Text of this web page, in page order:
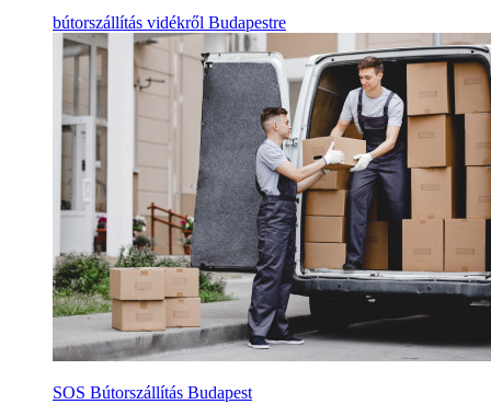
bútorszállítás vidékről Budapestre
SOS Bútorszállítás Budapest